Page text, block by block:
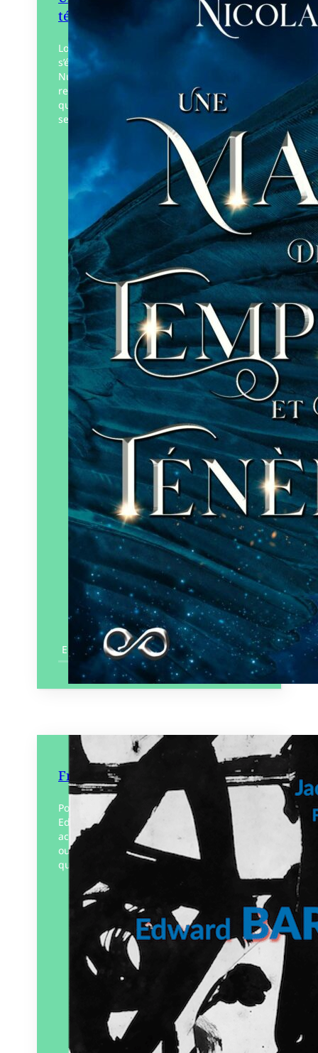
ténèbres
Lorsque son pouvoir d’Attrape-Vent
s’éveille, Elya intègre l’Académie de Cité-
Nuage où elle apprend à diriger les
redoutables Perce-Brume, ces vaisseaux
qui sillonnent la Mer de Nuages. Mais,
secrètement,…
Éditeur :
Au Loup Éditions
Paru le
23/09/2025
En savoir plus
Fragmentations
Poème narratif sur l’univers du peintre
Edward Baran et sa quête d’absolu,
accompagné d’encres inédites. Après trois
ouvrages avec le poète Jacky Essirard, un
quatrième était en cours…
Éditeur :Art 3 Plessis
Paru le10/04/2025